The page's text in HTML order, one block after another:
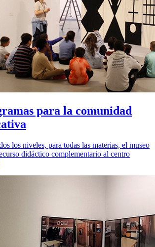
para la comunidad
los niveles, para todas las materias, el museo
didáctico complementario al centro